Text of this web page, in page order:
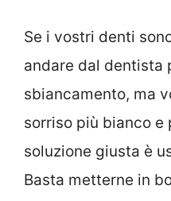
Se i vostri denti
andare dal dentista
sbiancamento, ma
sorriso più bianco e
soluzione giusta è
Basta metterne in